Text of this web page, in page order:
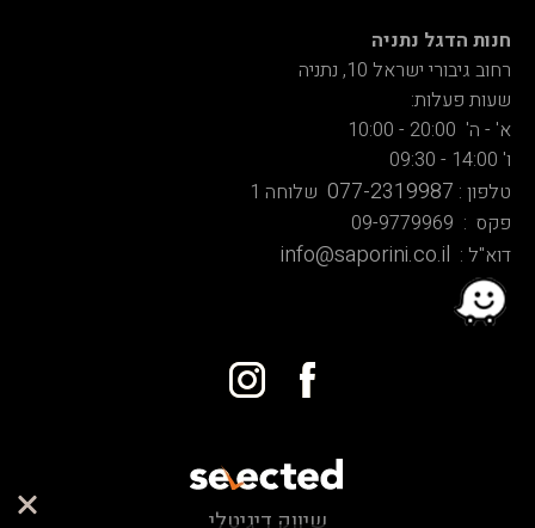
חנות הדגל נתניה
רחוב גיבורי ישראל 10, נתניה
שעות פעלות:
א' - ה' 20:00 - 10:00
ו' 14:00 - 09:30
טלפון : 077-2319987 שלוחה 1
פקס : 09-9779969
דוא"ל : info@saporini.co.il
שיווק דיגיטלי